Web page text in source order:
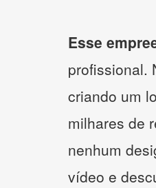
Esse
profissional.
criando um
milhares de
nenhum
vídeo e